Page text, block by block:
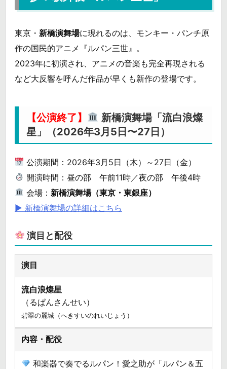
東京・ 新橋演舞場に現れるのは、モンキー・パンチ原
作の国民的アニメ『ルパン三世』。
2023年に初演され、アニメの音楽も完全再現される
など大反響を呼んだ作品が早くも新作の登場です。
【公演終了】
新橋演舞場「流白浪燦
星」（2026年3月5日〜27日）
公演期間：2026年3月5日（木）～27日（金）
開演時間：昼の部 午前11時／夜の部 午後4時
会場： 新橋演舞場（東京・東銀座）
▶ 新橋演舞場の詳細はこちら
演目と配役
流白浪燦星
（るぱんさんせい）
碧翠の麗城（へきすいのれいじょう）
和楽器で奏でるルパン！愛之助が「ルパン＆五